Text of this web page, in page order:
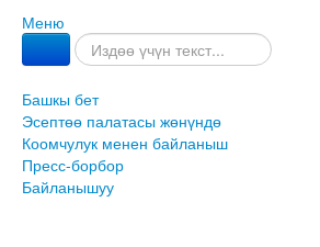
Меню
Башкы бет
Эсептөө палатасы жөнүндө
Коомчулук менен байланыш
Пресс-борбор
Байланышуу